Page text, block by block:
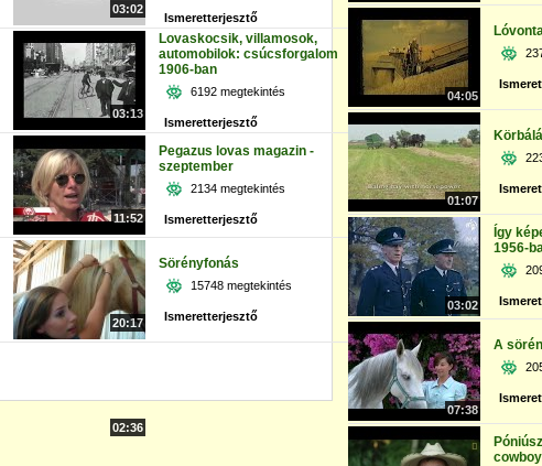
03:02
03:13
Ismeretterjesztő
11:52
Lovaskocsik, villamosok,
automobilok: csúcsforgalom
1906-ban
6192 megtekintés
Ismeretterjesztő
20:17
Pegazus lovas magazin -
szeptember
2134 megtekintés
Ismeretterjesztő
02:36
Sörényfonás
15748 megtekintés
Ismeretterjesztő
04:05
01:07
03:02
Így
1956-
07:38
A